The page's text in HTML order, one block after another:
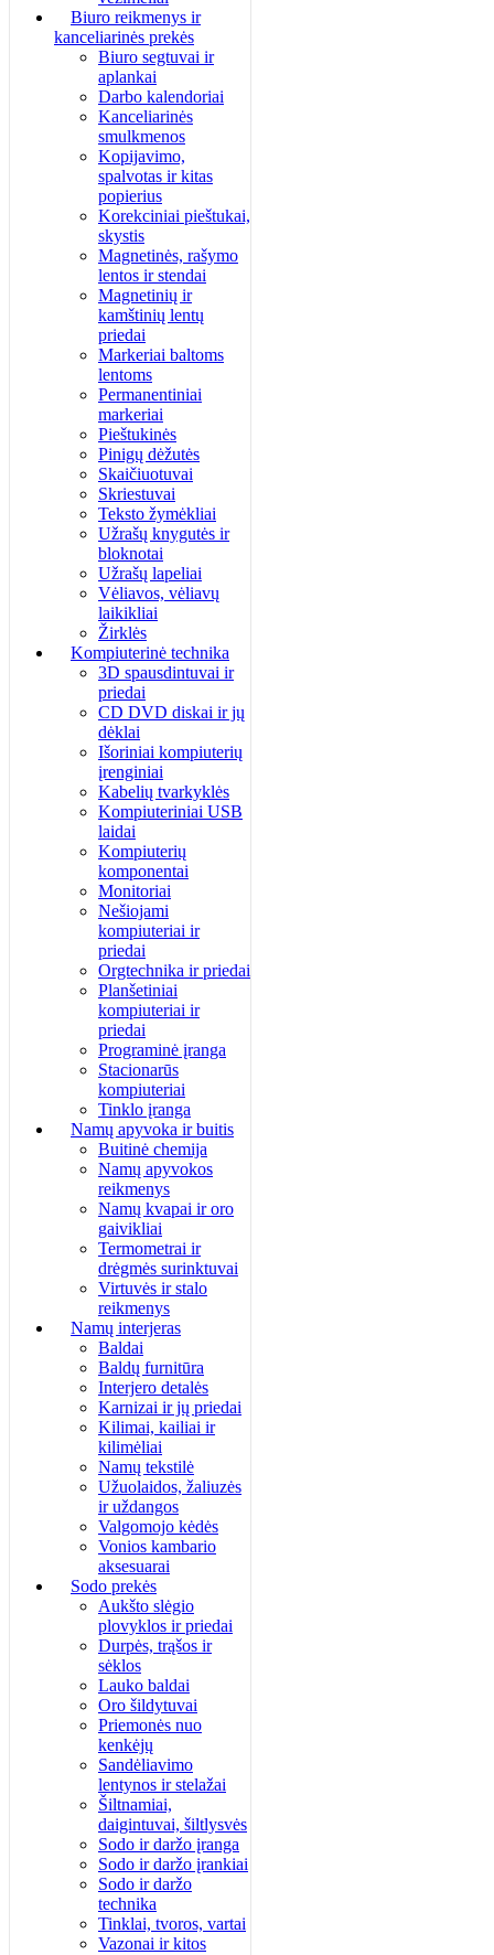
Biuro reikmenys ir
kanceliarinės prekės
Biuro segtuvai ir
aplankai
Darbo kalendoriai
Kanceliarinės
smulkmenos
Kopijavimo,
spalvotas ir kitas
popierius
Korekciniai pieštukai,
skystis
Magnetinės, rašymo
lentos ir stendai
Magnetinių ir
kamštinių lentų
priedai
Markeriai baltoms
lentoms
Permanentiniai
markeriai
Pieštukinės
Pinigų dėžutės
Skaičiuotuvai
Skriestuvai
Teksto žymėkliai
Užrašų knygutės ir
bloknotai
Užrašų lapeliai
Vėliavos, vėliavų
laikikliai
Žirklės
Kompiuterinė technika
3D spausdintuvai ir
priedai
CD DVD diskai ir jų
dėklai
Išoriniai kompiuterių
įrenginiai
Kabelių tvarkyklės
Kompiuteriniai USB
laidai
Kompiuterių
komponentai
Monitoriai
Nešiojami
kompiuteriai ir
priedai
Orgtechnika ir priedai
Planšetiniai
kompiuteriai ir
priedai
Programinė įranga
Stacionarūs
kompiuteriai
Tinklo įranga
Namų apyvoka ir buitis
Buitinė chemija
Namų apyvokos
reikmenys
Namų kvapai ir oro
gaivikliai
Termometrai ir
drėgmės surinktuvai
Virtuvės ir stalo
reikmenys
Namų interjeras
Baldai
Baldų furnitūra
Interjero detalės
Karnizai ir jų priedai
Kilimai, kailiai ir
kilimėliai
Namų tekstilė
Užuolaidos, žaliuzės
ir uždangos
Valgomojo kėdės
Vonios kambario
aksesuarai
Sodo prekės
Aukšto slėgio
plovyklos ir priedai
Durpės, trąšos ir
sėklos
Lauko baldai
Oro šildytuvai
Priemonės nuo
kenkėjų
Sandėliavimo
lentynos ir stelažai
Šiltnamiai,
daigintuvai, šiltlysvės
Sodo ir daržo įranga
Sodo ir daržo įrankiai
Sodo ir daržo
technika
Tinklai, tvoros, vartai
Vazonai ir kitos